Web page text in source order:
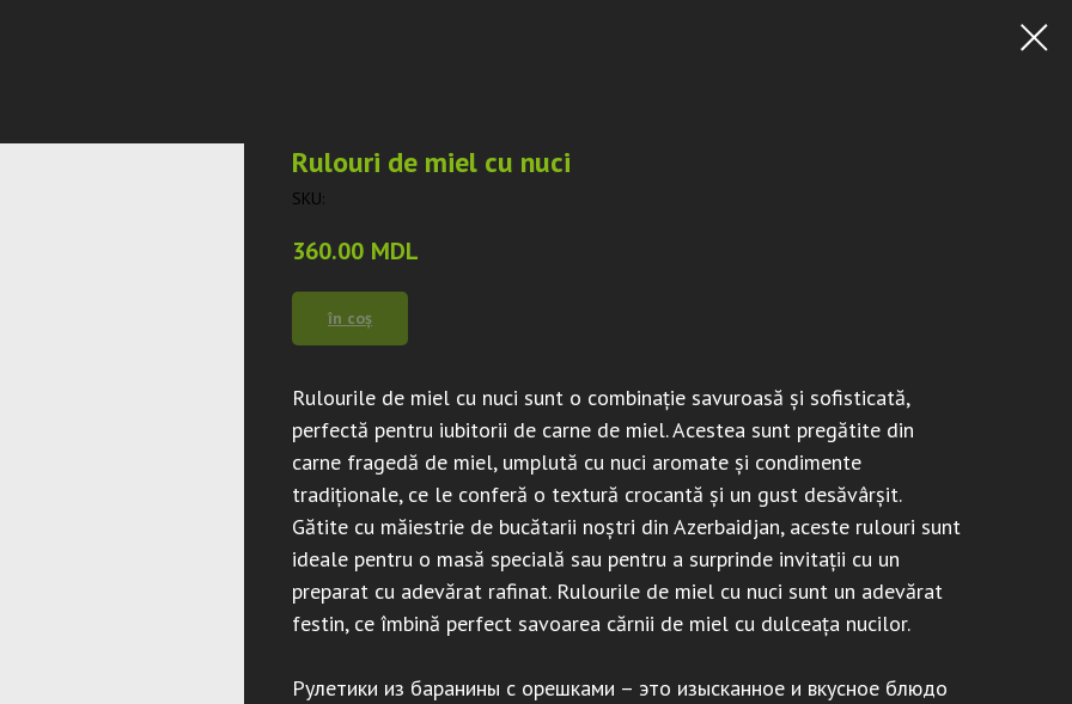
Rulouri de miel cu nuci
SKU:
360.00 MDL
în coș
Rulourile de miel cu nuci sunt o combinație savuroasă și sofisticată,
perfectă pentru iubitorii de carne de miel. Acestea sunt pregătite din
carne fragedă de miel, umplută cu nuci aromate și condimente
tradiționale, ce le conferă o textură crocantă și un gust desăvârșit.
Gătite cu măiestrie de bucătarii noștri din Azerbaidjan, aceste rulouri sunt
ideale pentru o masă specială sau pentru a surprinde invitații cu un
preparat cu adevărat rafinat. Rulourile de miel cu nuci sunt un adevărat
festin, ce îmbină perfect savoarea cărnii de miel cu dulceața nucilor.
Рулетики из баранины с орешками – это изысканное и вкусное блюдо